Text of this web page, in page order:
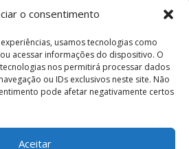
o consentimento
usamos tecnologias como
acessar informações do dispositivo. O
nos permitirá processar dados
ou IDs exclusivos neste site. Não
pode afetar negativamente certos
Aceitar